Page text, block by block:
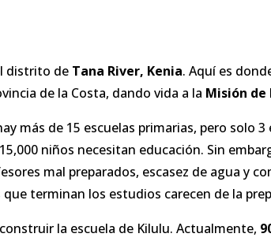
distrito de Tana River, Kenia. Aquí es
de la Costa, dando vida a la Misión de
más de 15 escuelas primarias, pero solo
niños necesitan educación. Sin
mal preparados, escasez de agua y
terminan los estudios carecen de la
la escuela de Kilulu. Actualmente,